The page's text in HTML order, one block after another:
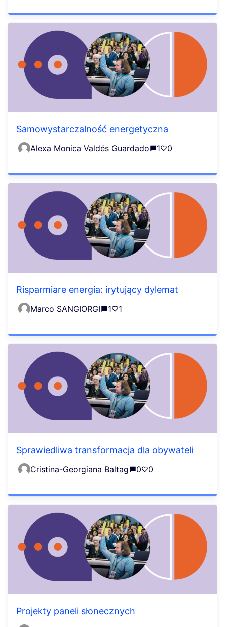
Samowystarczalność energetyczna
Alexa Monica Valdés Guardado 1 0
Risparmiare energia: irytujący dylemat
Marco SANGIORGI 1 1
Sprawiedliwa transformacja dla obywateli
Cristina-Georgiana Baltag 0 0
Projekty paneli słonecznych